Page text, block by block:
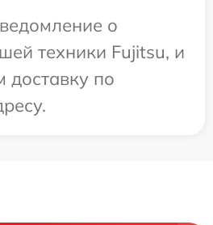
о
техники Fujitsu, и
доставку по